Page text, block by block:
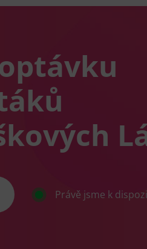
Právě jsme k